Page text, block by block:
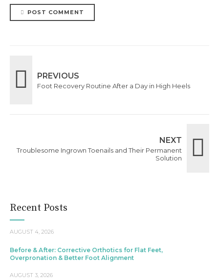
POST COMMENT
PREVIOUS
Foot Recovery Routine After a Day in High Heels
NEXT
Troublesome Ingrown Toenails and Their Permanent
Solution
Recent Posts
AUGUST 4, 2026
Before & After: Corrective Orthotics for Flat Feet,
Overpronation & Better Foot Alignment
AUGUST 3, 2026